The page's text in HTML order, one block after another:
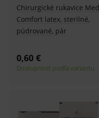
Chirurgické rukavice Med
Comfort latex, sterilné,
púdrované, pár
0,60 €
Dostupnosť podľa variantu